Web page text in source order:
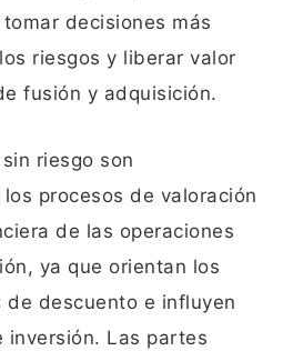
decisiones más
riesgos y liberar valor
fusión y adquisición.
riesgo son
procesos de valoración
de las operaciones
ya que orientan los
descuento e influyen
inversión. Las partes